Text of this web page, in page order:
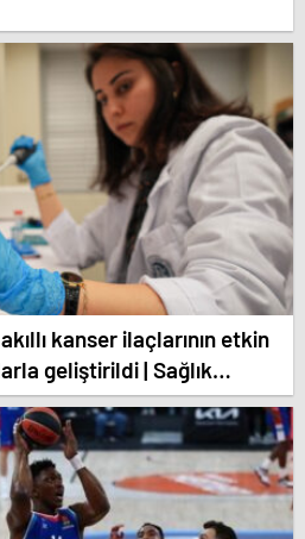
kanser ilaçlarının etkin
geliştirildi | Sağlık